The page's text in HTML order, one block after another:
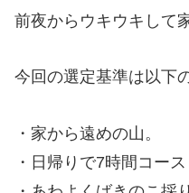
前夜からウキウキして
今回の選定基準は以下
・家から遠めの山。
・日帰りで7時間コース